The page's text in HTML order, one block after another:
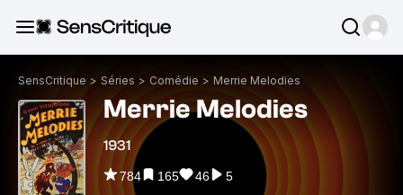
SensCritique > Séries > Comédie > Merrie Melodies
Merrie Melodies
1931
784 165 46 5